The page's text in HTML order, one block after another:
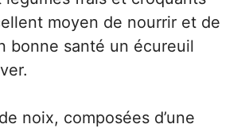
moyen de nourrir et de
bonne santé un écureuil
noix, composées d’une